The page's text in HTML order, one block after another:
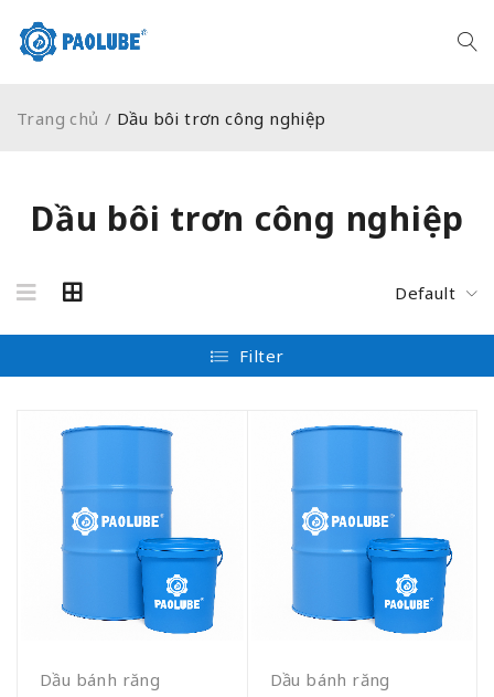
Dầu bôi trơn công nghiệp
Trang chủ / Dầu bôi trơn công nghiệp
Default
Filter
Dầu bánh răng
Dầu bánh răng